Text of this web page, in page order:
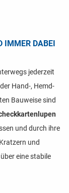
IMMER DABEI
jederzeit
Hand-, Hemd-
Bauweise sind
und durch ihre
und
eine stabile